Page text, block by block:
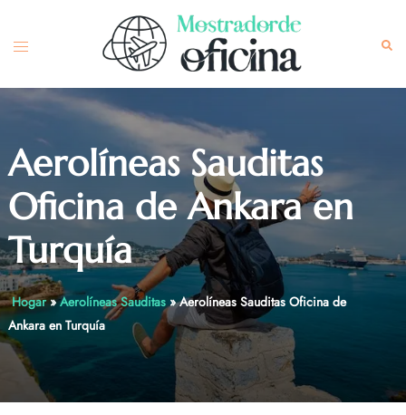
content
Toggle
Aerolíneas Sauditas
Oficina de Ankara en
Turquía
Hogar»Aerolíneas Sauditas»Aerolíneas Sauditas Oficina de
Ankara en Turquía